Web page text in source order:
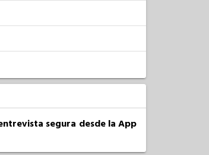
segura desde la App